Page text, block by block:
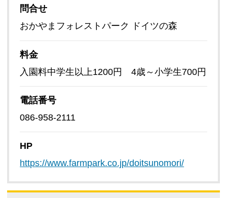
問合せ
おかやまフォレストパーク ドイツの森
料金
入園料中学生以上1200円 4歳～小学生700円
電話番号
086-958-2111
HP
https://www.farmpark.co.jp/doitsunomori/